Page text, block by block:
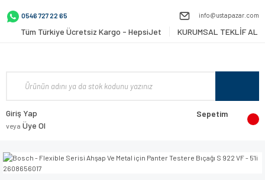
0546 727 22 65 info@ustapazar.com
Tüm Türkiye Ücretsiz Kargo - HepsiJet KURUMSAL TEKLİF AL
Giriş Yap
veya Üye Ol
Sepetim